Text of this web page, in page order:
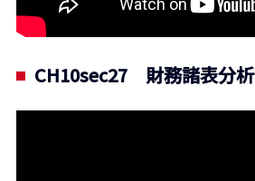
CH10sec27 財務諸表分析